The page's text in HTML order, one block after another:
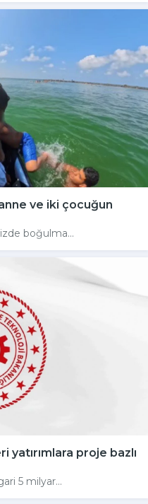
ve iki çocuğun
boğulma...
yatırımlara proje bazlı
5 milyar...